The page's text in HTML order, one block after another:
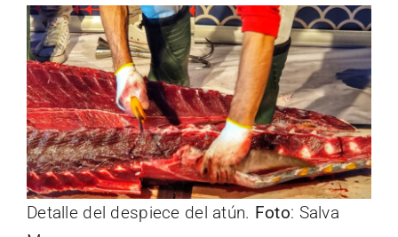
Detalle del despiece del atún. Foto: Salva